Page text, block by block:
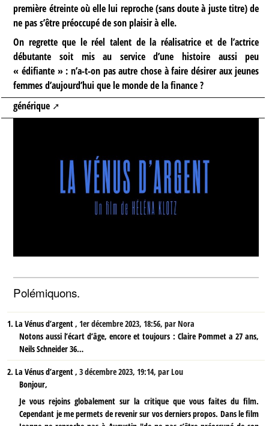
première étreinte où elle lui reproche (sans doute à juste titre) de
ne pas s’être préoccupé de son plaisir à elle.
On regrette que le réel talent de la réalisatrice et de l’actrice
débutante soit mis au service d’une histoire aussi peu
« édifiante » : n’a-t-on pas autre chose à faire désirer aux jeunes
femmes d’aujourd’hui que le monde de la finance ?
générique
Polémiquons.
1. La Vénus d’argent ,1er décembre 2023, 18:56,parNora
Notons aussi l’écart d’âge, encore et toujours : Claire Pommet a 27 ans,
Neils Schneider 36…
2. La Vénus d’argent ,3 décembre 2023, 19:14,parLou
Bonjour,
Je vous rejoins globalement sur la critique que vous faites du film.
Cependant je me permets de revenir sur vos derniers propos. Dans le film